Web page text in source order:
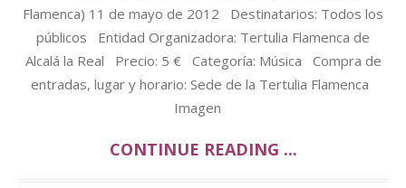
Flamenca) 11 de mayo de 2012 Destinatarios: Todos los
públicos Entidad Organizadora: Tertulia Flamenca de
Alcalá la Real Precio: 5 € Categoría: Música Compra de
entradas, lugar y horario: Sede de la Tertulia Flamenca
Imagen
CONTINUE READING ...